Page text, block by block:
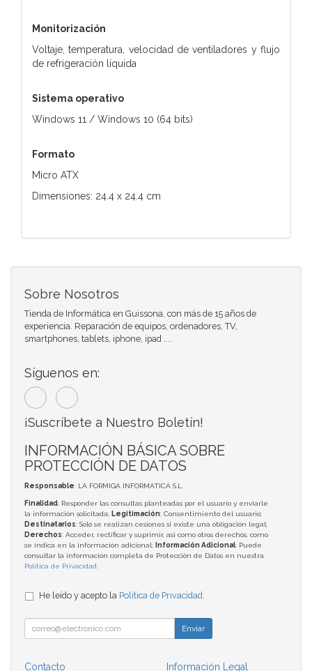
Monitorización
Voltaje, temperatura, velocidad de ventiladores y flujo
de refrigeración líquida
Sistema operativo
Windows 11 / Windows 10 (64 bits)
Formato
Micro ATX
Dimensiones: 24.4 x 24.4 cm
Sobre Nosotros
Tienda de Informática en Guissona, con más de 15 años de
experiencia. Reparación de equipos, ordenadores, TV,
smartphones, tablets, iphone, ipad ....
Síguenos en:
¡Suscríbete a Nuestro Boletín!
INFORMACIÓN BÁSICA SOBRE
PROTECCIÓN DE DATOS
Responsable: LA FORMIGA INFORMATICA S.L.
Finalidad: Responder las consultas planteadas por el usuario y enviarle
la información solicitada; Legitimación: Consentimiento del usuario;
Destinatarios: Solo se realizan cesiones si existe una obligación legal;
Derechos: Acceder, rectificar y suprimir, así como otros derechos, como
se indica en la información adicional;
Información Adicional: Puede
consultar la información completa de Protección de Datos en nuestra
Política de Privacidad
He leído y acepto la Política de Privacidad
Enviar
Contacto Información Legal